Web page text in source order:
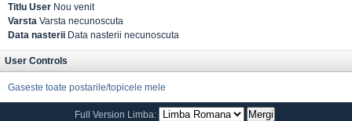
Titlu User Nou venit
Varsta Varsta necunoscuta
Data nasterii Data nasterii necunoscuta
User Controls
Gaseste toate postarile/topicele mele
Full Version Limba: